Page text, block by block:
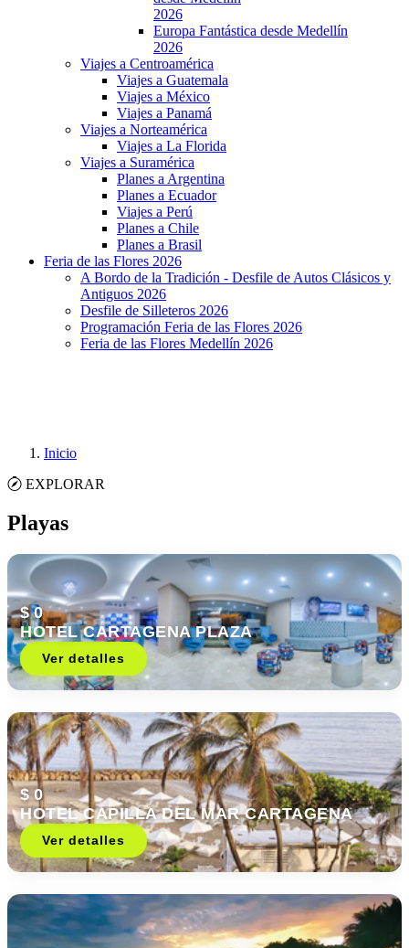
2026
Europa Fantástica desde Medellín
2026
Viajes a Centroamérica
Viajes a Guatemala
Viajes a México
Viajes a Panamá
Viajes a Norteamérica
Viajes a La Florida
Viajes a Suramérica
Planes a Argentina
Planes a Ecuador
Viajes a Perú
Planes a Chile
Planes a Brasil
Feria de las Flores 2026
A Bordo de la Tradición - Desfile de Autos Clásicos y
Antiguos 2026
Desfile de Silleteros 2026
Programación Feria de las Flores 2026
Feria de las Flores Medellín 2026
Inicio
EXPLORAR
Playas
$ 0
HOTEL CARTAGENA PLAZA
Ver detalles
$ 0
HOTEL CAPILLA DEL MAR CARTAGENA
Ver detalles